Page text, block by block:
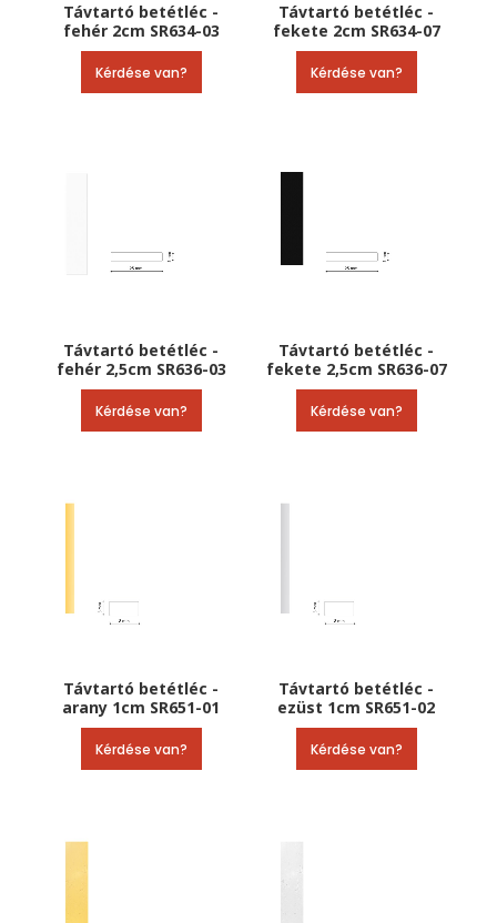
Távtartó betétléc -
fehér 2cm SR634-03
Kérdése van?
Távtartó betétléc -
fekete 2cm SR634-07
Kérdése van?
Távtartó betétléc -
fehér 2,5cm SR636-03
Kérdése van?
Távtartó betétléc -
fekete 2,5cm SR636-07
Kérdése van?
Távtartó betétléc -
arany 1cm SR651-01
Kérdése van?
Távtartó betétléc -
ezüst 1cm SR651-02
Kérdése van?